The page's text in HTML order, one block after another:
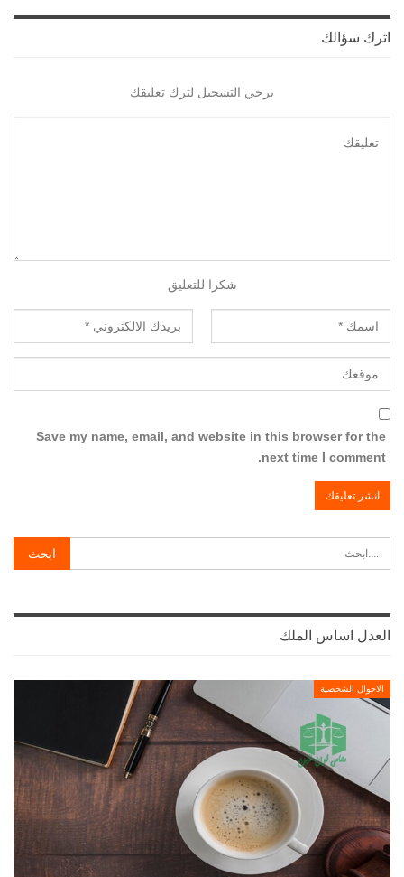
اترك سؤالك
يرجي التسجيل لترك تعليقك
شكرا للتعليق
Save my name, email, and website in this browser for the
next time I comment.
العدل اساس الملك
الاحوال الشخصية